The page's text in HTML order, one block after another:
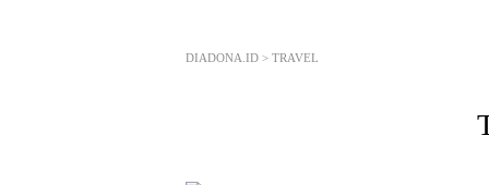
DIADONA.ID > TRAVEL